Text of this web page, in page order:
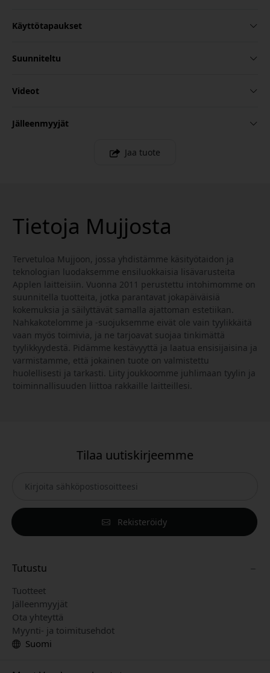
Käyttötapaukset
Suunniteltu
Videot
Jälleenmyyjät
Jaa tuote
Tietoja Mujjosta
Tervetuloa Mujjoon, jossa yhdistämme käsityötaidon ja
teknologian luodaksemme ensiluokkaisia lisävarusteita
Applen laitteisiin. Vuonna 2011 perustettu intohimomme on
suunnitella tuotteita, jotka parantavat jokapäiväisiä
kokemuksia ja säilyttävät samalla ajattoman estetiikan.
Nahkakotelomme ja -suojuksemme eivät ole vain tyylikkäitä
vaan myös toimivia, ja ne tarjoavat suojaa tinkimättä
tyylikkyydestä. Pidämme kestävyyttä ja laatua ensisijaisina ja
varmistamme, että jokainen tuote on valmistettu
huolellisesti ja tarkasti. Liity joukkoomme juhlimaan tyylin ja
toiminnallisuuden liittoa rakkaille laitteillesi.
Tilaa uutiskirjeemme
Rekisteröidy
Tutustu
Tuotteet
Jälleenmyyjät
Ota yhteyttä
Myynti- ja toimitusehdot
Suomi